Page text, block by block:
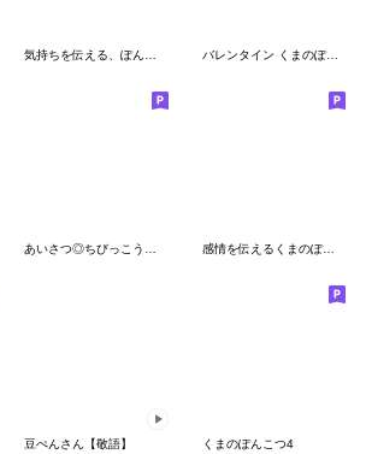
バレンタイン くまのぽんこつ
あいさつ◎ちびっこうさぎさん #5 感情を伝えるくまのぽんこつ
豆ぺんさん【敬語】 くまのぽんこつ4